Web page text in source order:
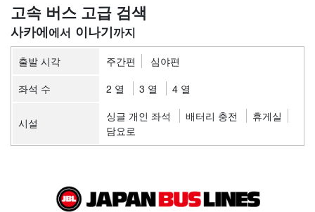
고속 버스 고급 검색
사카에 이나기
출발 시각 주간편
심야편
좌석 수
2 열 3 열 4 열
시설 싱글 개인 좌석 배터리 충전
휴게실
담요로